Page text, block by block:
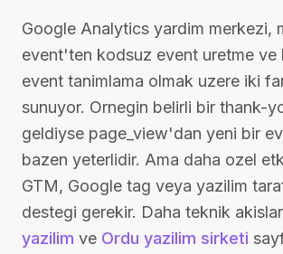
Google Analytics yardim merkezi,
event'ten kodsuz event uretme ve
event tanimlama olmak uzere iki
sunuyor. Ornegin belirli bir thank-
geldiyse page_view'dan yeni bir
bazen yeterlidir. Ama daha ozel
GTM, Google tag veya yazilim
destegi gerekir. Daha teknik
yazilim ve Ordu yazilim sirketi